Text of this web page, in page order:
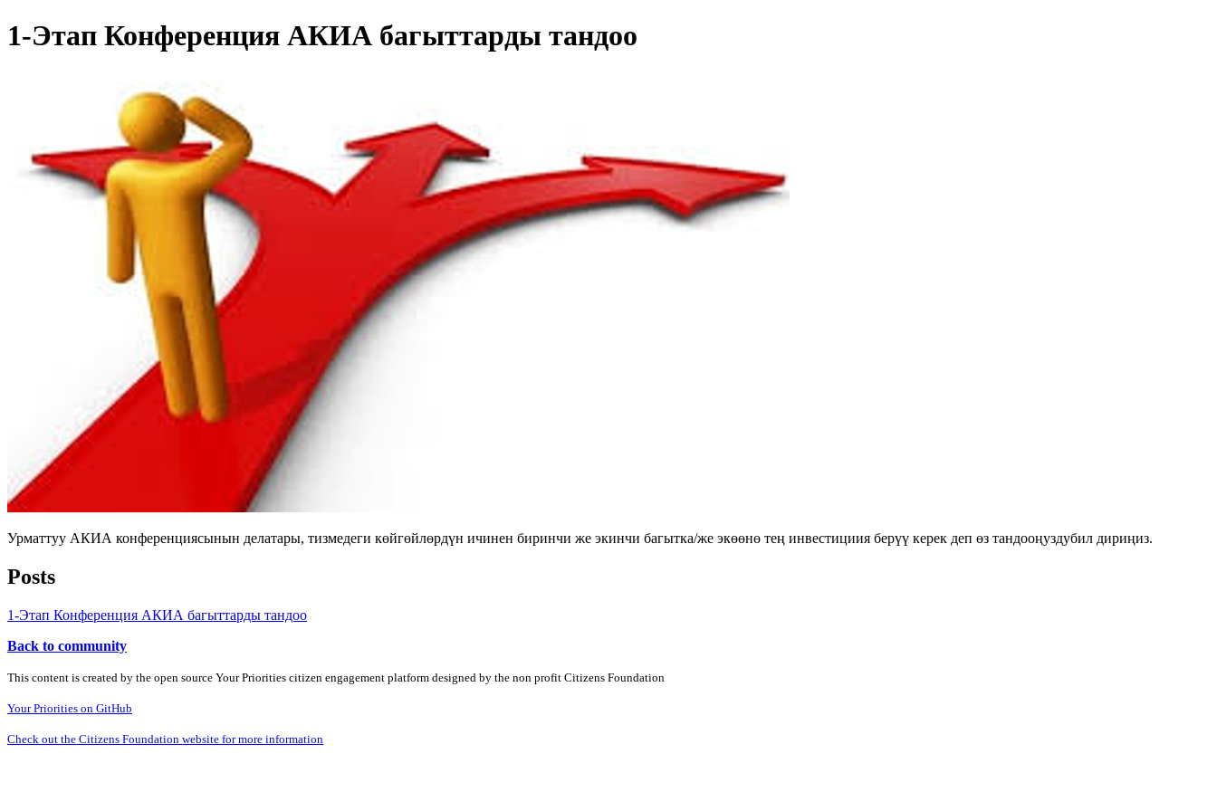
1-Этап Конференция АКИА багыттарды тандоо
Урматтуу АКИА конференциясынын делатары, тизмедеги көйгөйлөрдүн ичинен биринчи же экинчи багытка/же экөөнө тең инвестициия берүү керек деп өз тандооңуздубил дириңиз.
Posts
1-Этап Конференция АКИА багыттарды тандоо
Back to community
This content is created by the open source Your Priorities citizen engagement platform designed by the non profit Citizens Foundation
Your Priorities on GitHub
Check out the Citizens Foundation website for more information